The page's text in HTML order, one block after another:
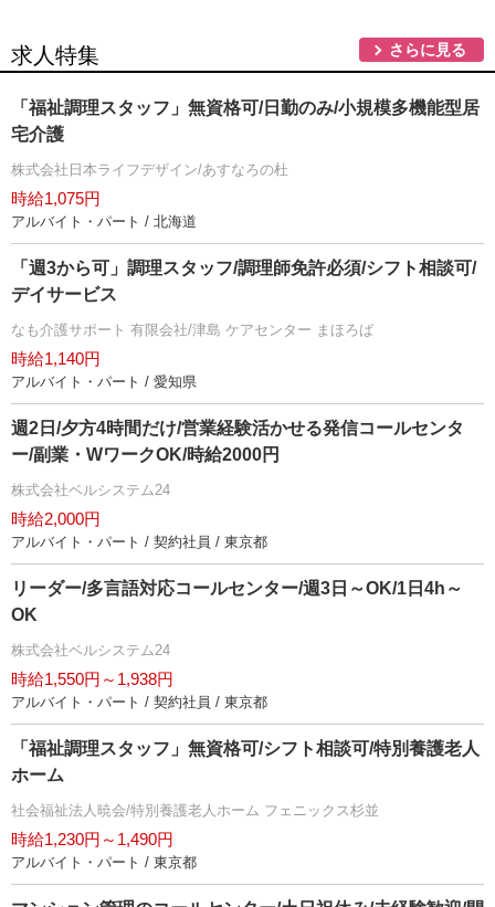
求人特集 さらに見る
「福祉調理スタッフ」無資格可/日勤のみ/小規模多機能型居
宅介護
株式会社日本ライフデザイン/あすなろの杜
時給1,075円
アルバイト・パート / 北海道
「週3から可」調理スタッフ/調理師免許必須/シフト相談可/
デイサービス
なも介護サポート 有限会社/津島 ケアセンター まほろば
時給1,140円
アルバイト・パート / 愛知県
週2日/夕方4時間だけ/営業経験活かせる発信コールセンタ
ー/副業・WワークOK/時給2000円
株式会社ベルシステム24
時給2,000円
アルバイト・パート / 契約社員 / 東京都
リーダー/多言語対応コールセンター/週3日～OK/1日4h～
OK
株式会社ベルシステム24
時給1,550円～1,938円
アルバイト・パート / 契約社員 / 東京都
「福祉調理スタッフ」無資格可/シフト相談可/特別養護老人
ホーム
社会福祉法人暁会/特別養護老人ホーム フェニックス杉並
時給1,230円～1,490円
アルバイト・パート / 東京都